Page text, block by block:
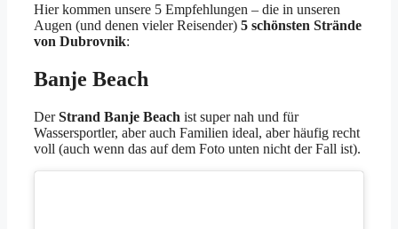
Hier kommen unsere 5 Empfehlungen – die in unseren
Augen (und denen vieler Reisender) 5 schönsten Strände
von Dubrovnik:
Banje Beach
DerStrand Banje Beach ist super nah und für
Wassersportler, aber auch Familien ideal, aber häufig recht
voll (auch wenn das auf dem Foto unten nicht der Fall ist).